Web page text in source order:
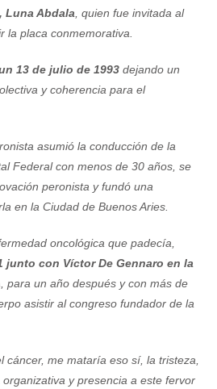
Luna Abdala , quien fue invitada al
la placa conmemorativa.
13 de julio de 1993 dejando un
y coherencia para el
asumió la conducción de la
Federal con menos de 30 años, se
peronista y fundó una
en la Ciudad de Buenos Aries.
oncológica que padecía,
junto con Víctor De Gennaro en la
, para un año después y con más de
asistir al congreso fundador de la
cáncer, me mataría eso sí, la tristeza,
y presencia a este fervor